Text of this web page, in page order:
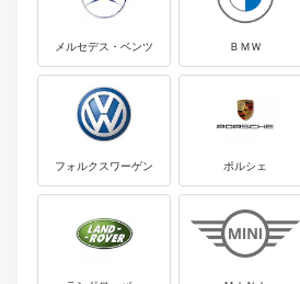
メルセデス・ベンツ ＢＭＷ
フォルクスワーゲン ポルシェ